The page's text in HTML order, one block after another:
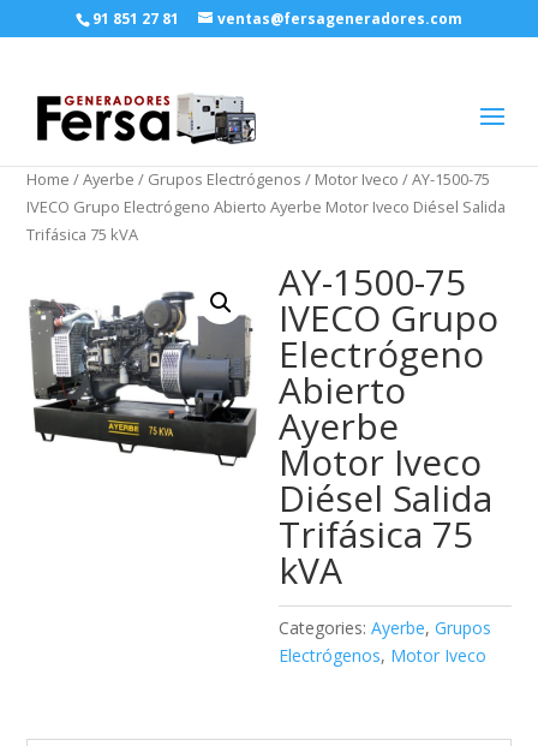
91 851 27 81 ventas@fersageneradores.com
Home /Ayerbe / Grupos Electrógenos / Motor Iveco / AY-1500-75
IVECO Grupo Electrógeno Abierto Ayerbe Motor Iveco Diésel Salida
Trifásica 75 kVA
AY-1500-75
IVECO Grupo
Electrógeno
Abierto
Ayerbe
Motor Iveco
Diésel Salida
Trifásica 75
kVA
Categories:Ayerbe,Grupos
Electrógenos, Motor Iveco